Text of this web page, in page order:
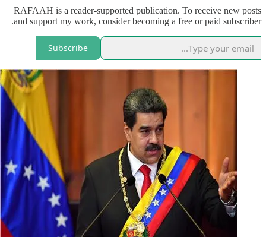
RAFAAH is a reader-supported publication. To receive new posts
and support my work, consider becoming a free or paid subscriber.
Subscribe